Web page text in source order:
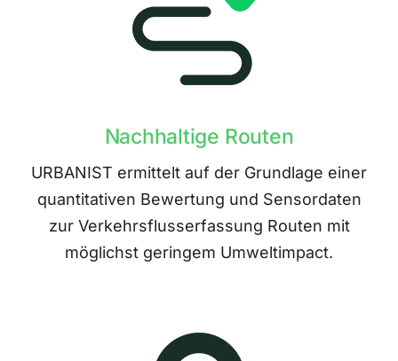
Nachhaltige Routen
URBANIST ermittelt auf der Grundlage einer
quantitativen Bewertung und Sensordaten
zur Verkehrsflusserfassung Routen mit
möglichst geringem Umweltimpact.